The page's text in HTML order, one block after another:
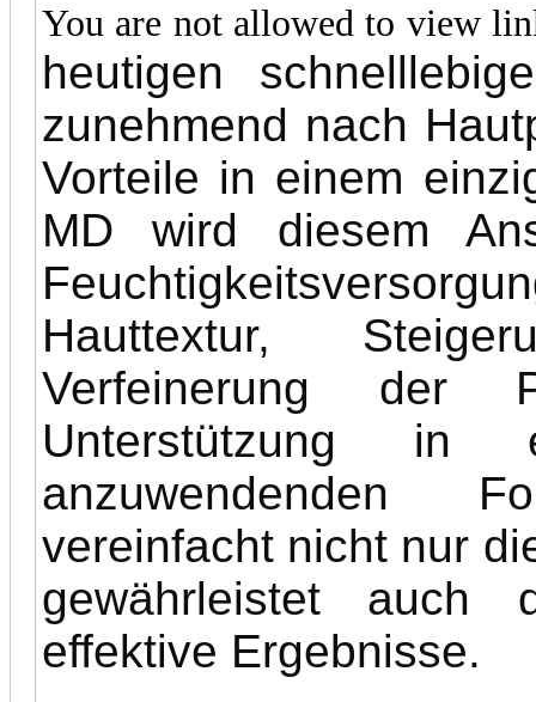
You are not allowed to view
heutigen
zunehmend nach
Vorteile in einem
MD wird diesem
Hauttextur,
Verfeinerung der
Unterstützung in
anzuwendenden
vereinfacht nicht nur
gewährleistet auch
effektive Ergebnisse.